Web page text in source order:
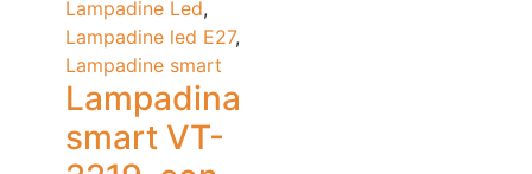
Lampadine Led,
Lampadine led E27,
Lampadine smart
Lampadina
smart VT-